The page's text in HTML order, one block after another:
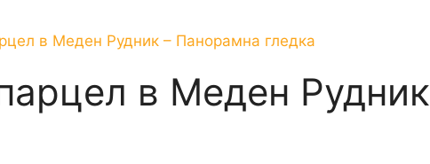
в Меден Рудник – Панорамна гледка
в Меден